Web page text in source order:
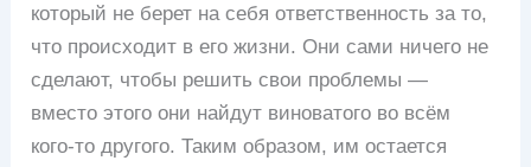
который не берет на себя ответственность за то,
что происходит в его жизни. Они сами ничего не
сделают, чтобы решить свои проблемы —
вместо этого они найдут виноватого во всём
кого-то другого. Таким образом, им остается